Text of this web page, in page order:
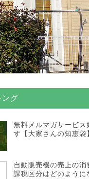
ング
無料メルマガサービス
す【大家さんの知恵袋
自動販売機の売上の消
課税区分はどのように